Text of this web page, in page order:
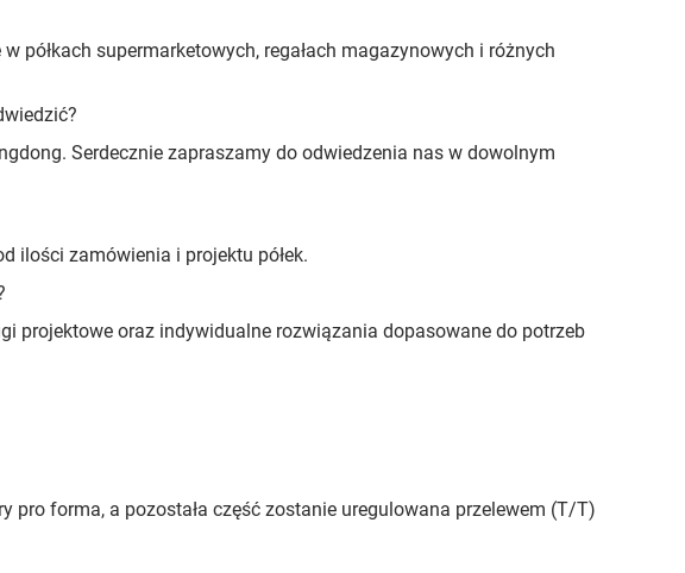
półkach supermarketowych, regałach magazynowych i różnych
Serdecznie zapraszamy do odwiedzenia nas w dowolnym
ilości zamówienia i projektu półek.
projektowe oraz indywidualne rozwiązania dopasowane do potrzeb
pro forma, a pozostała część zostanie uregulowana przelewem (T/T)